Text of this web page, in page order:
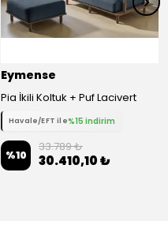
Eymense
Pia İkili Koltuk + Puf Lacivert
Havale/EFT ile%15 indirim
%10
33.789 ₺
30.410,10 ₺